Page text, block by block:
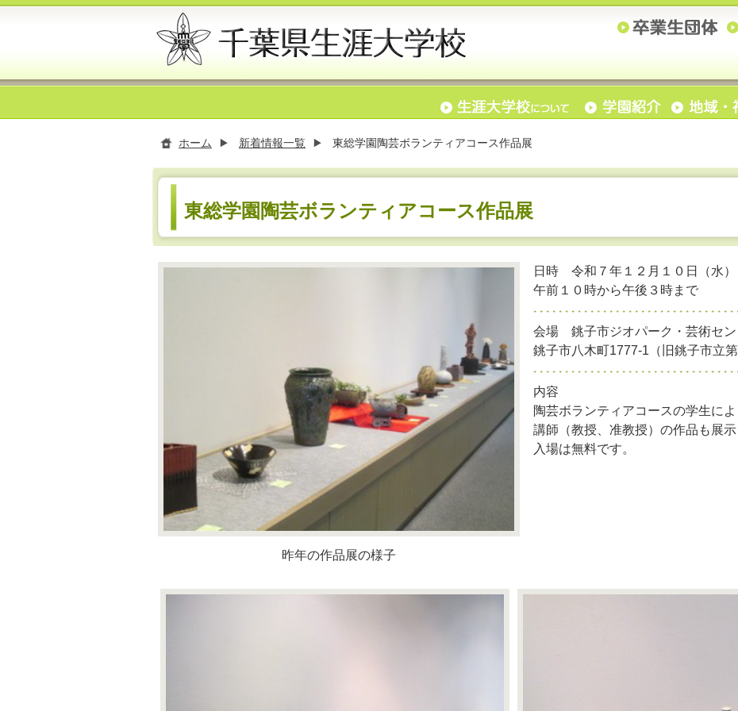
ホーム 新着情報一覧 東総学園陶芸ボランティアコース作品展
東総学園陶芸ボランティアコース作品展
昨年の作品展の様子
日時 令和７年１２月１０日（水）
午前１０時から午後３時まで
会場 銚子市ジオパーク・芸術セン
銚子市八木町1777-1（旧銚子市立第
内容
陶芸ボランティアコースの学生に
講師（教授、准教授）の作品も展示
入場は無料です。